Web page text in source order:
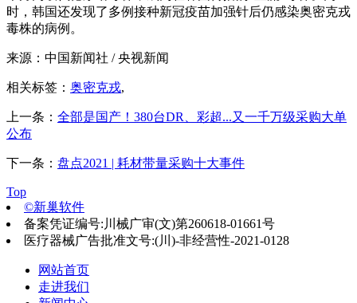
时，韩国还发现了多例接种新冠疫苗加强针后仍感染奥密克戎
毒株的病例。
来源：中国新闻社 / 央视新闻
相关标签： 奥密克戎,
上一条： 全部是国产！380台DR、彩超...又一千万级采购大单
公布
下一条： 盘点2021 | 耗材带量采购十大事件
Top
©新巢软件
备案凭证编号:川械广审(文)第260618-01661号
医疗器械广告批准文号:(川)-非经营性-2021-0128
网站首页
走进我们